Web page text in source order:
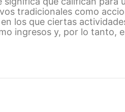
tradicionales como
los que ciertas
ingresos y, por lo tanto,